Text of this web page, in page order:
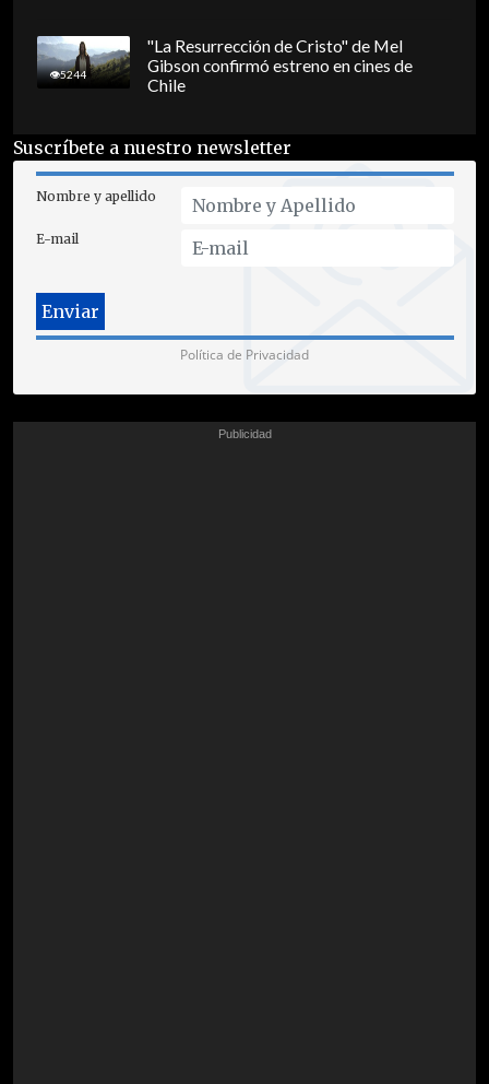
5244
"La Resurrección de Cristo" de Mel
Gibson confirmó estreno en cines de
Chile
Suscríbete a nuestro newsletter
Nombre y apellido
E-mail
Política de Privacidad